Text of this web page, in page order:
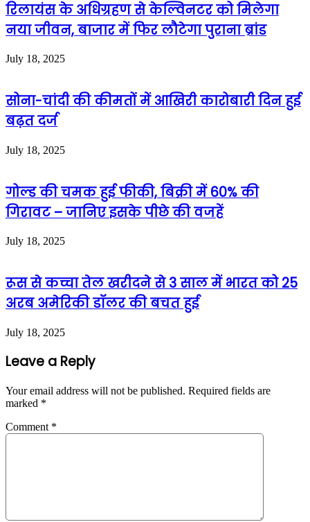
रिलायंस के अधिग्रहण से केल्विनटर को मिलेगा
नया जीवन, बाजार में फिर लौटेगा पुराना ब्रांड
July 18, 2025
सोना-चांदी की कीमतों में आखिरी कारोबारी दिन हुई
बढ़त दर्ज
July 18, 2025
गोल्ड की चमक हुई फीकी, बिक्री में 60% की
गिरावट – जानिए इसके पीछे की वजहें
July 18, 2025
रूस से कच्चा तेल खरीदने से 3 साल में भारत को 25
अरब अमेरिकी डॉलर की बचत हुई
July 18, 2025
Leave a Reply
Your email address will not be published. Required fields are
marked *
Comment *